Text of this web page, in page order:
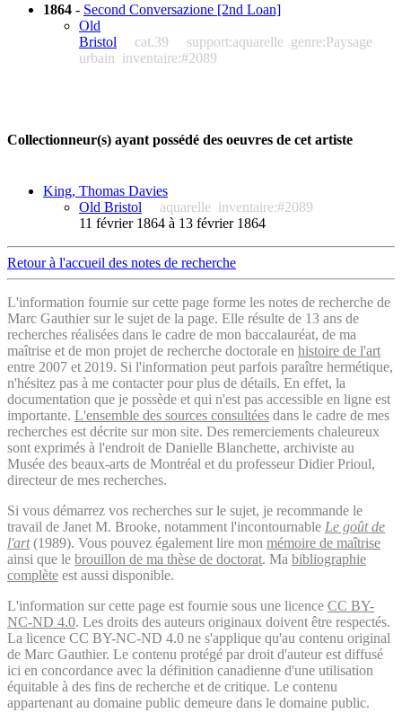
1864 - Second Conversazione [2nd Loan]
Old
Bristol
cat.39 support:aquarelle genre:Paysage
urbain inventaire:#2089
Collectionneur(s) ayant possédé des oeuvres de cet artiste
King, Thomas Davies
Old Bristol
aquarelle inventaire:#2089
11 février 1864 à 13 février 1864
Retour à l'accueil des notes de recherche
L'information fournie sur cette page forme les notes de recherche de
Marc Gauthier sur le sujet de la page. Elle résulte de 13 ans de
recherches réalisées dans le cadre de mon baccalauréat, de ma
maîtrise et de mon projet de recherche doctorale en histoire de l'art
entre 2007 et 2019. Si l'information peut parfois paraître hermétique,
n'hésitez pas à me contacter pour plus de détails. En effet, la
documentation que je possède et qui n'est pas accessible en ligne est
importante. L'ensemble des sources consultées dans le cadre de mes
recherches est décrite sur mon site. Des remerciements chaleureux
sont exprimés à l'endroit de Danielle Blanchette, archiviste au
Musée des beaux-arts de Montréal et du professeur Didier Prioul,
directeur de mes recherches.
Si vous démarrez vos recherches sur le sujet, je recommande le
travail de Janet M. Brooke, notamment l'incontournable Le goût de
l'art(1989). Vous pouvez également lire mon mémoire de maîtrise
ainsi que le brouillon de ma thèse de doctorat. Ma bibliographie
complète est aussi disponible.
L'information sur cette page est fournie sous une licence CC BY-
NC-ND 4.0. Les droits des auteurs originaux doivent être respectés.
La licence CC BY-NC-ND 4.0 ne s'applique qu'au contenu original
de Marc Gauthier. Le contenu protégé par droit d'auteur est diffusé
ici en concordance avec la définition canadienne d'une utilisation
équitable à des fins de recherche et de critique. Le contenu
appartenant au domaine public demeure dans le domaine public.